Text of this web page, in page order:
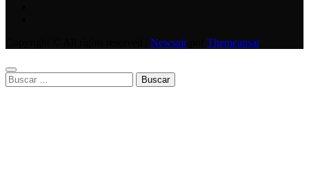
Newsairpor Themeansar.
Buscar: